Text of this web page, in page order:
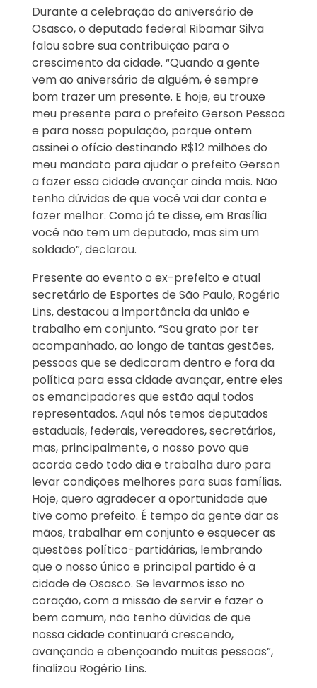
Durante a celebração do aniversário de
Osasco, o deputado federal Ribamar Silva
falou sobre sua contribuição para o
crescimento da cidade. “Quando a gente
vem ao aniversário de alguém, é sempre
bom trazer um presente. E hoje, eu trouxe
meu presente para o prefeito Gerson Pessoa
e para nossa população, porque ontem
assinei o ofício destinando R$12 milhões do
meu mandato para ajudar o prefeito Gerson
a fazer essa cidade avançar ainda mais. Não
tenho dúvidas de que você vai dar conta e
fazer melhor. Como já te disse, em Brasília
você não tem um deputado, mas sim um
soldado”, declarou.
Presente ao evento o ex-prefeito e atual
secretário de Esportes de São Paulo, Rogério
Lins, destacou a importância da união e
trabalho em conjunto. “Sou grato por ter
acompanhado, ao longo de tantas gestões,
pessoas que se dedicaram dentro e fora da
política para essa cidade avançar, entre eles
os emancipadores que estão aqui todos
representados. Aqui nós temos deputados
estaduais, federais, vereadores, secretários,
mas, principalmente, o nosso povo que
acorda cedo todo dia e trabalha duro para
levar condições melhores para suas famílias.
Hoje, quero agradecer a oportunidade que
tive como prefeito. É tempo da gente dar as
mãos, trabalhar em conjunto e esquecer as
questões político-partidárias, lembrando
que o nosso único e principal partido é a
cidade de Osasco. Se levarmos isso no
coração, com a missão de servir e fazer o
bem comum, não tenho dúvidas de que
nossa cidade continuará crescendo,
avançando e abençoando muitas pessoas”,
finalizou Rogério Lins.